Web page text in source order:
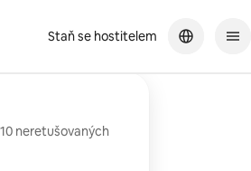
Staň se hostitelem
neretušovaných